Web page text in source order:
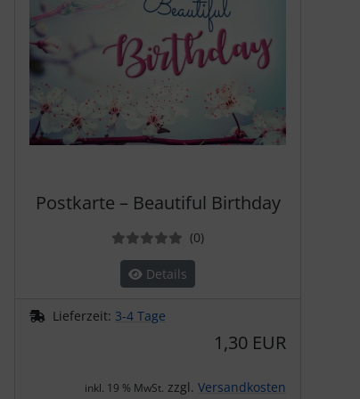
Postkarte – Beautiful Birthday
(0Bewertungen
)
Details
Lieferzeit: 3-4 Tage
1,30 EUR
inkl. 19 % MwSt. zzgl. Versandkosten